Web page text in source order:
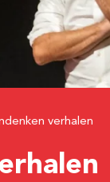
verhalen